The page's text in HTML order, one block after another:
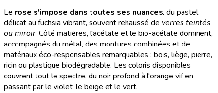
Le rose s'impose dans toutes ses nuances, du pastel
délicat au fuchsia vibrant, souvent rehaussé de verres teintés
ou miroir. Côté matières, l'acétate et le bio-acétate dominent,
accompagnés du métal, des montures combinées et de
matériaux éco-responsables remarquables : bois, liège, pierre,
ricin ou plastique biodégradable. Les coloris disponibles
couvrent tout le spectre, du noir profond à l'orange vif en
passant par le violet, le beige et le vert.